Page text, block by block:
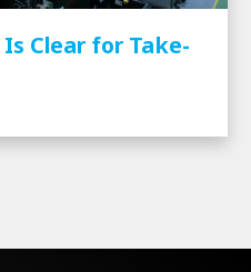
Clear for Take-